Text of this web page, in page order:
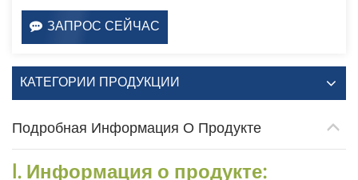
ЗАПРОС СЕЙЧАС
КАТЕГОРИИ ПРОДУКЦИИ
Подробная Информация О Продукте
I. Информация о продукте: